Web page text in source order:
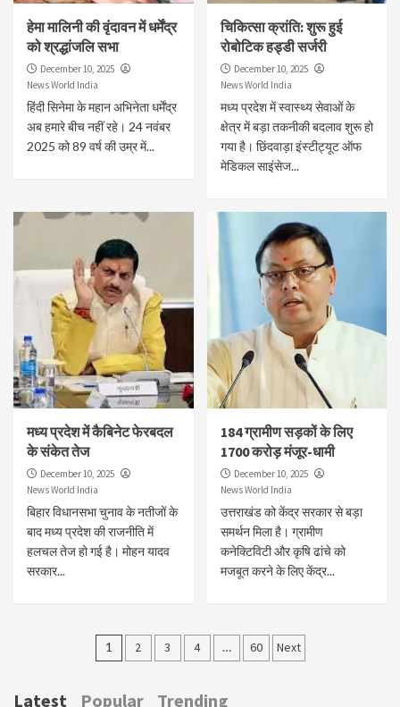
हेमा मालिनी की वृंदावन में धर्मेंद्र
को श्रद्धांजलि सभा
December 10, 2025
News World India
हिंदी सिनेमा के महान अभिनेता धर्मेंद्र
अब हमारे बीच नहीं रहे। 24 नवंबर
2025 को 89 वर्ष की उम्र में...
चिकित्सा क्रांति: शुरू हुई
रोबोटिक हड्डी सर्जरी
December 10, 2025
News World India
मध्य प्रदेश में स्वास्थ्य सेवाओं के
क्षेत्र में बड़ा तकनीकी बदलाव शुरू हो
गया है। छिंदवाड़ा इंस्टीट्यूट ऑफ
मेडिकल साइंसेज...
मध्य प्रदेश में कैबिनेट फेरबदल
के संकेत तेज
December 10, 2025
News World India
बिहार विधानसभा चुनाव के नतीजों के
बाद मध्य प्रदेश की राजनीति में
हलचल तेज हो गई है। मोहन यादव
सरकार...
184 ग्रामीण सड़कों के लिए
1700 करोड़ मंजूर-धामी
December 10, 2025
News World India
उत्तराखंड को केंद्र सरकार से बड़ा
समर्थन मिला है। ग्रामीण
कनेक्टिविटी और कृषि ढांचे को
मजबूत करने के लिए केंद्र...
Posts
1 2 3 4 … 60 Next
Latest Popular Trending